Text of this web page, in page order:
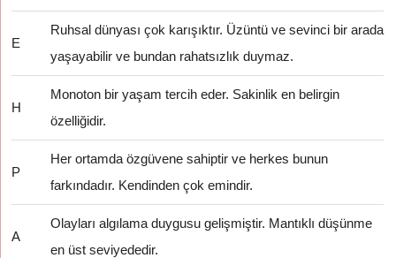
E
Ruhsal dünyası çok karışıktır. Üzüntü ve sevinci bir arada
yaşayabilir ve bundan rahatsızlık duymaz.
H
Monoton bir yaşam tercih eder. Sakinlik en belirgin
özelliğidir.
P
Her ortamda özgüvene sahiptir ve herkes bunun
farkındadır. Kendinden çok emindir.
A
Olayları algılama duygusu gelişmiştir. Mantıklı düşünme
en üst seviyededir.